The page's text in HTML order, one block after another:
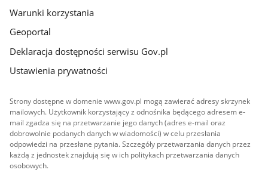
Warunki korzystania
Geoportal
Deklaracja dostępności serwisu Gov.pl
Ustawienia prywatności
Strony dostępne w domenie www.gov.pl mogą zawierać adresy skrzynek
mailowych. Użytkownik korzystający z odnośnika będącego adresem e-
mail zgadza się na przetwarzanie jego danych (adres e-mail oraz
dobrowolnie podanych danych w wiadomości) w celu przesłania
odpowiedzi na przesłane pytania. Szczegóły przetwarzania danych przez
każdą z jednostek znajdują się w ich politykach przetwarzania danych
osobowych.